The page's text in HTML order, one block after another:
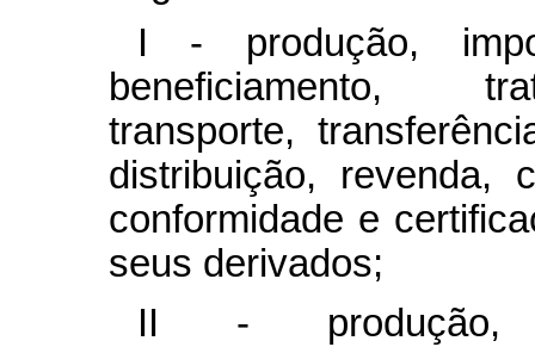
I - produção,
beneficiamento,
transporte,
distribuição, revenda,
conformidade e
seus derivados;
II - produção,